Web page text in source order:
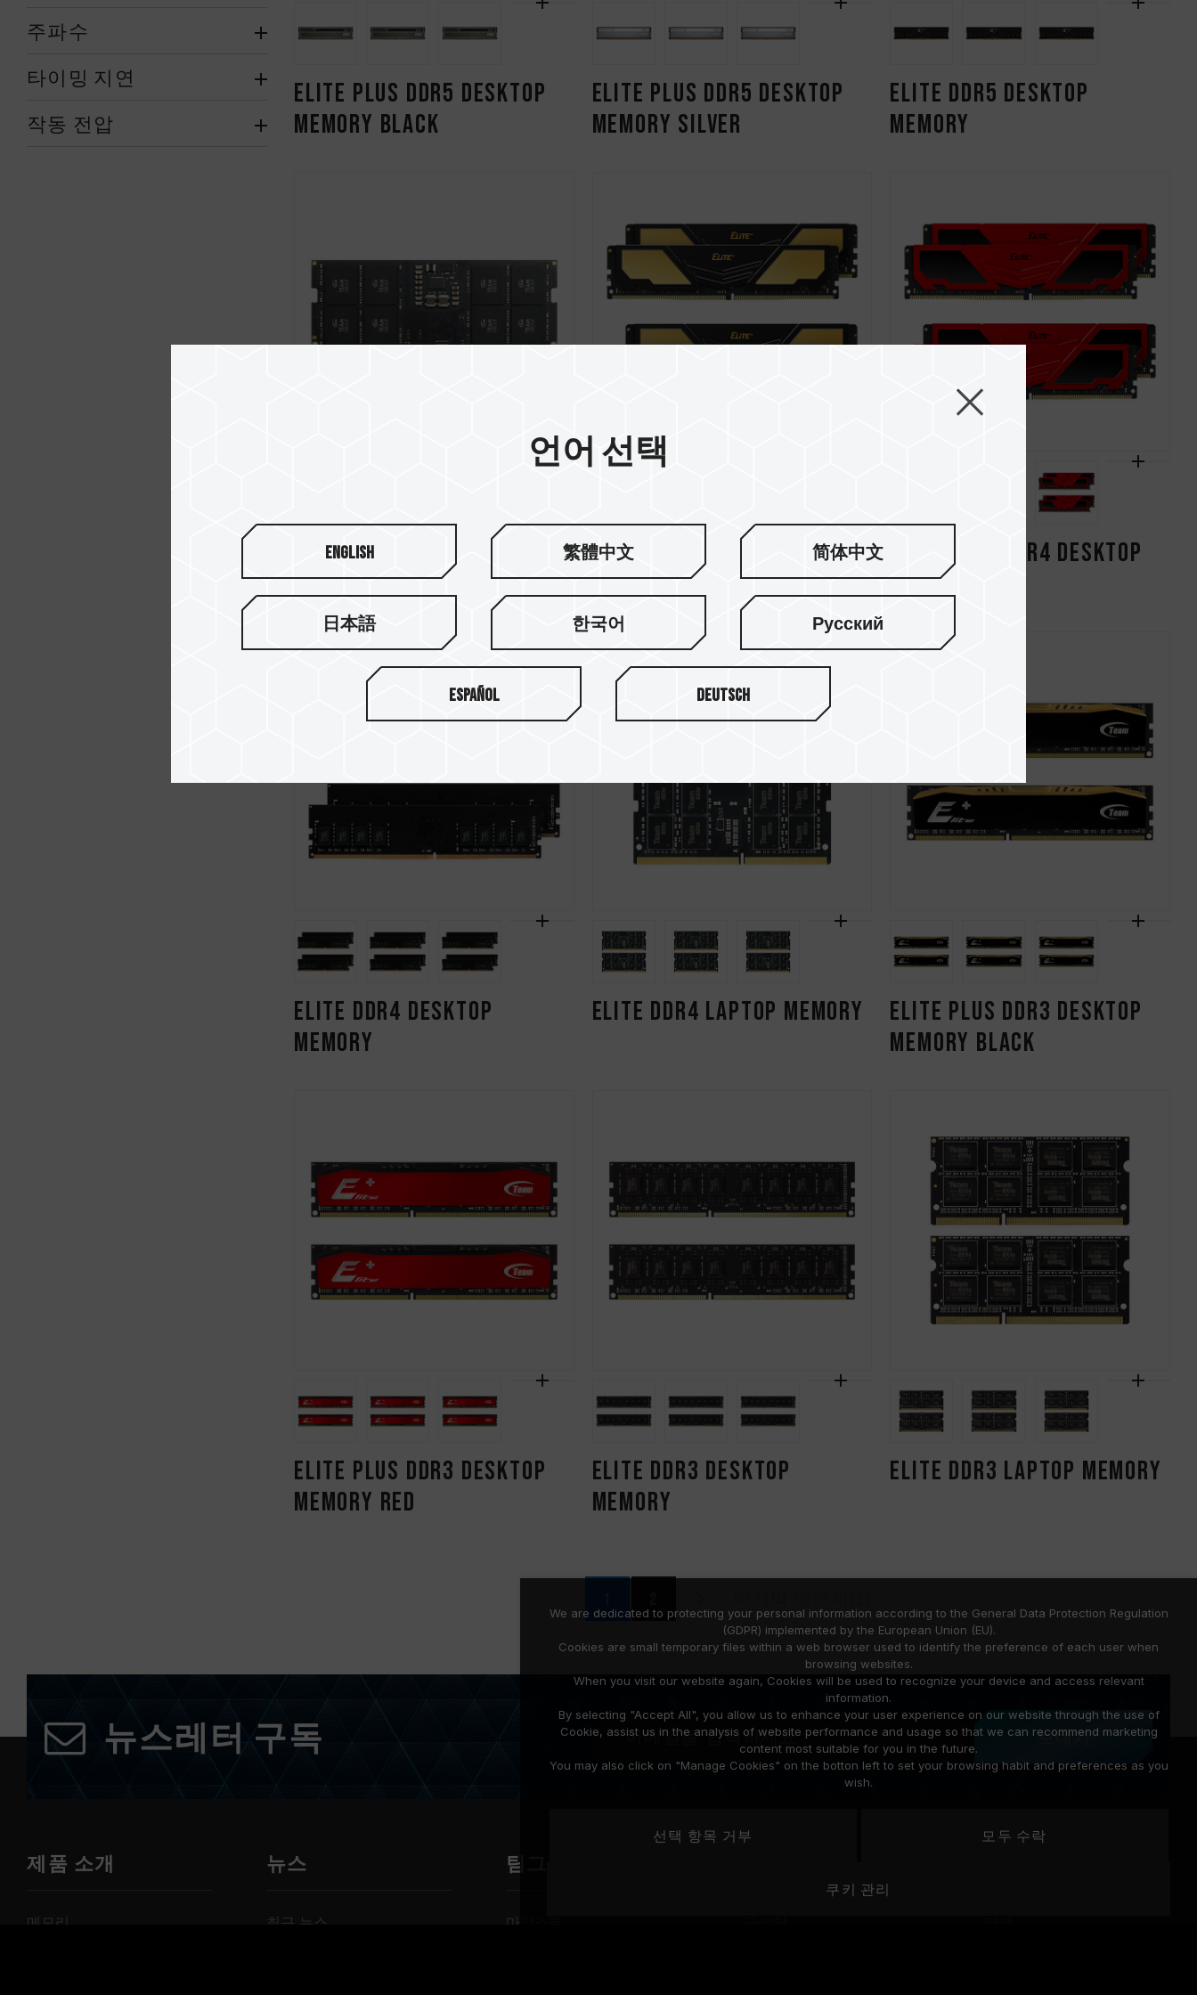
주파수
타이밍 지연
작동 전압
ELITE PLUS DDR5 DESKTOP
MEMORY BLACK
ELITE PLUS DDR5 DESKTOP
MEMORY SILVER
ELITE DDR5 DESKTOP
MEMORY
ELITE DDR5 LAPTOP MEMORY
ELITE PLUS DDR4 DESKTOP
MEMORY BLACK
ELITE PLUS DDR4 DESKTOP
MEMORY RED
ELITE DDR4 DESKTOP
MEMORY
ELITE DDR4 LAPTOP MEMORY
ELITE PLUS DDR3 DESKTOP
MEMORY BLACK
ELITE PLUS DDR3 DESKTOP
MEMORY RED
ELITE DDR3 DESKTOP
MEMORY
ELITE DDR3 LAPTOP MEMORY
뉴스레터 구독 보내기
제품 소개
메모리
뉴스
최근 뉴스
팀그룹 소개
마일스톤
언어 선택
English 繁體中文 简体中文
日本語 한국어 Русский
Español Deutsch
We are dedicated to protecting your personal information according to the General Data Protection Regulation
(GDPR) implemented by the European Union (EU).
Cookies are small temporary files within a web browser used to identify the preference of each user when
browsing websites.
When you visit our website again, Cookies will be used to recognize your device and access relevant
information.
By selecting "Accept All", you allow us to enhance your user experience on our website through the use of
Cookie, assist us in the analysis of website performance and usage so that we can recommend marketing
content most suitable for you in the future.
You may also click on "Manage Cookies" on the botton left to set your browsing habit and preferences as you
wish.
선택 항목 거부 모두 수락
쿠키 관리